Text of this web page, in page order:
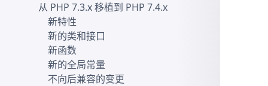
从 PHP 7.3.x 移植到 PHP 7.4.x
新特性
新的类和接口
新函数
新的全局常量
不向后兼容的变更